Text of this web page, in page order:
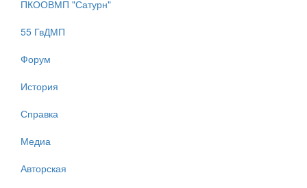
ПКООВМП "Сатурн"
55 ГвДМП
Форум
История
Справка
Медиа
Авторская